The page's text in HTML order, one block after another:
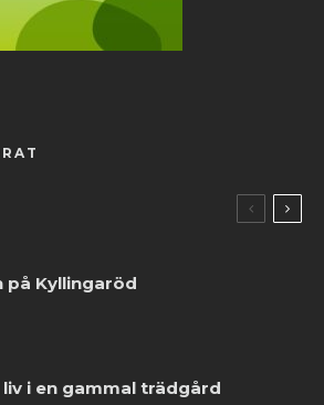
på Kyllingaröd
liv i en gammal trädgård